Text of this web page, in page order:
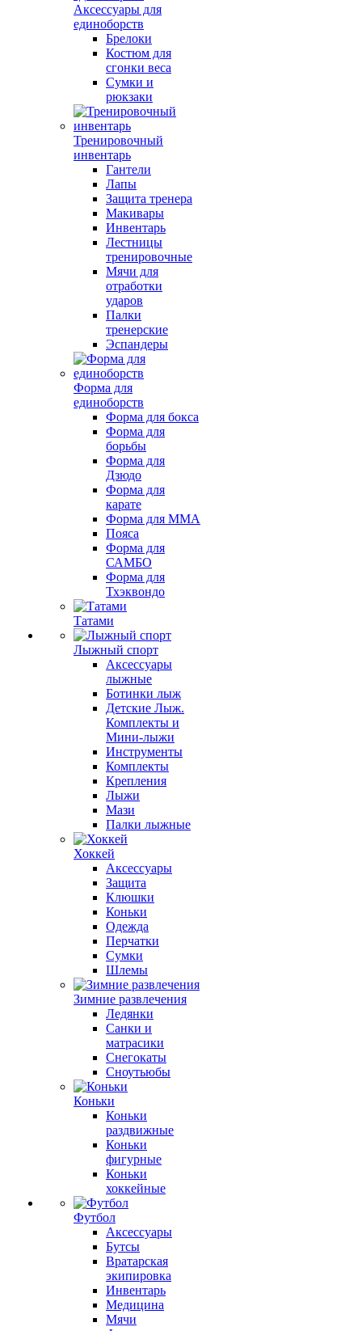
Аксессуары для
единоборств
Брелоки
Костюм для
сгонки веса
Сумки и
рюкзаки
Тренировочный
инвентарь
Гантели
Лапы
Защита тренера
Макивары
Инвентарь
Лестницы
тренировочные
Мячи для
отработки
ударов
Палки
тренерские
Эспандеры
Форма для
единоборств
Форма для бокса
Форма для
борьбы
Форма для
Дзюдо
Форма для
карате
Форма для MMA
Пояса
Форма для
САМБО
Форма для
Тхэквондо
Татами
Лыжный спорт
Аксессуары
лыжные
Ботинки лыж
Детские Лыж.
Комплекты и
Мини-лыжи
Инструменты
Комплекты
Крепления
Лыжи
Мази
Палки лыжные
Хоккей
Аксессуары
Защита
Клюшки
Коньки
Одежда
Перчатки
Сумки
Шлемы
Зимние развлечения
Ледянки
Санки и
матрасики
Снегокаты
Сноутьюбы
Коньки
Коньки
раздвижные
Коньки
фигурные
Коньки
хоккейные
Футбол
Аксессуары
Бутсы
Вратарская
экипировка
Инвентарь
Медицина
Мячи